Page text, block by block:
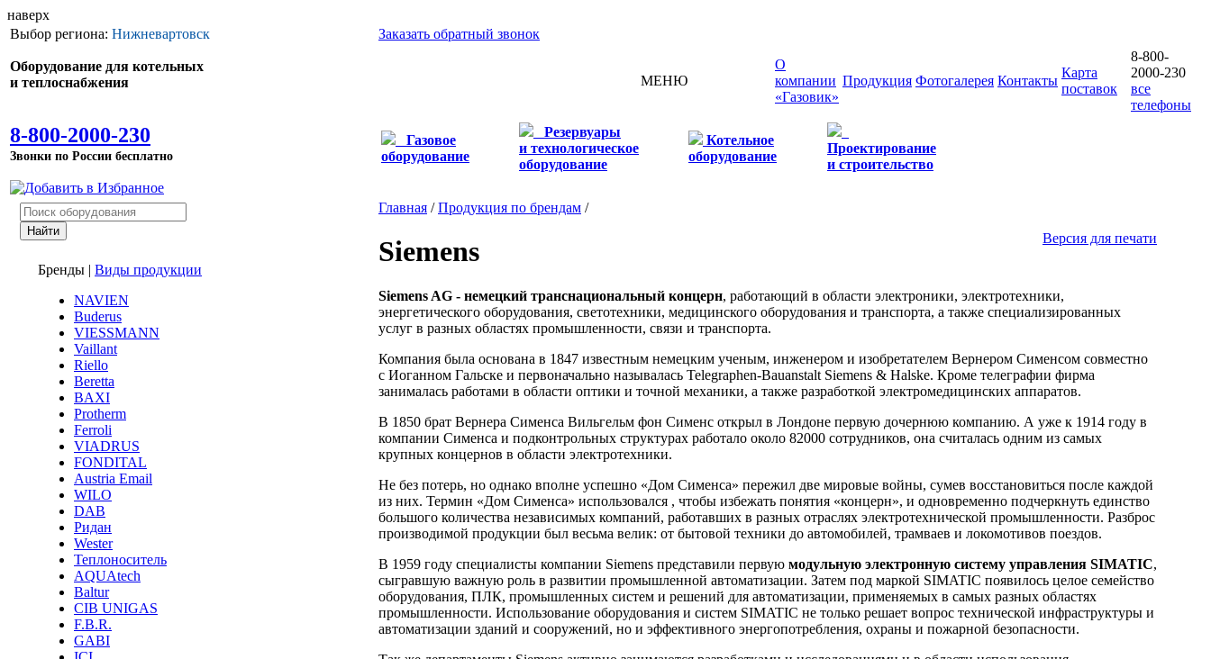
наверх
Выбор региона: Нижневартовск
Оборудование для котельных
и теплоснабжения
8-800-2000-230
Звонки по России бесплатно
Заказать обратный звонок
МЕНЮ
О
компании
«Газовик»
Продукция Фотогалерея Контакты
Карта
поставок
8-800-
2000-230
все
телефоны
Газовое
оборудование
Резервуары
и технологическое
оборудование
Котельное
оборудование
Проектирование
и строительство
Бренды | Виды продукции
NAVIEN
Buderus
VIESSMANN
Vaillant
Riello
Beretta
BAXI
Protherm
Ferroli
VIADRUS
FONDITAL
Austria Email
WILO
DAB
Ридан
Wester
Теплоноситель
AQUAtech
Baltur
CIB UNIGAS
F.B.R.
GABI
Главная /Продукция по брендам /
Версия для печати
Siemens
Siemens AG - немецкий транснациональный концерн, работающий в области электроники, электротехники,
энергетического оборудования, светотехники, медицинского оборудования и транспорта, а также специализированных
услуг в разных областях промышленности, связи и транспорта.
Компания была основана в 1847 известным немецким ученым, инженером и изобретателем Вернером Сименсом совместно
с Иоганном Гальске и первоначально называлась Telegraphen-Bauanstalt Siemens & Halske. Кроме телеграфии фирма
занималась работами в области оптики и точной механики, а также разработкой электромедицинских аппаратов.
В 1850 брат Вернера Сименса Вильгельм фон Сименс открыл в Лондоне первую дочернюю компанию. А уже к 1914 году в
компании Сименса и подконтрольных структурах работало около 82000 сотрудников, она считалась одним из самых
крупных концернов в области электротехники.
Не без потерь, но однако вполне успешно «Дом Сименса» пережил две мировые войны, сумев восстановиться после каждой
из них. Термин «Дом Сименса» использовался , чтобы избежать понятия «концерн», и одновременно подчеркнуть единство
большого количества независимых компаний, работавших в разных отраслях электротехнической промышленности. Разброс
производимой продукции был весьма велик: от бытовой техники до автомобилей, трамваев и локомотивов поездов.
В 1959 году специалисты компании Siemens представили первую модульную электронную систему управления SIMATIC,
сыгравшую важную роль в развитии промышленной автоматизации. Затем под маркой SIMATIC появилось целое семейство
оборудования, ПЛК, промышленных систем и решений для автоматизации, применяемых в самых разных областях
промышленности. Использование оборудования и систем SIMATIC не только решает вопрос технической инфраструктуры и
автоматизации зданий и сооружений, но и эффективного энергопотребления, охраны и пожарной безопасности.